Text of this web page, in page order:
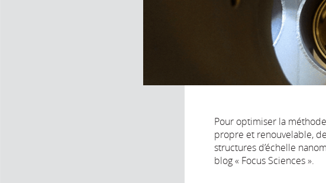
Pour optimiser la
propre et renouvelable,
structures d’échelle
blog « Focus Sciences ».